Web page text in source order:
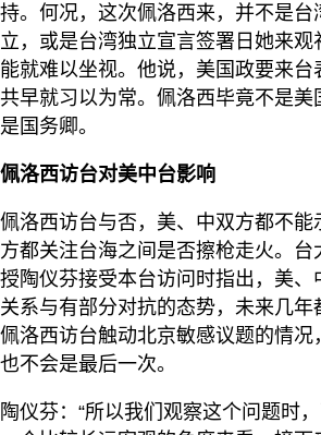
持。何况，这次佩洛西来，并不是台
立，或是台湾独立宣言签署日她来观
能就难以坐视。他说，美国政要来台
共早就习以为常。佩洛西毕竟不是美
是国务卿。
佩洛西访台对美中台影响
佩洛西访台与否，美、中双方都不能
方都关注台海之间是否擦枪走火。台
授陶仪芬接受本台访问时指出，美、
关系与有部分对抗的态势，未来几年
佩洛西访台触动北京敏感议题的情况
也不会是最后一次。
陶仪芬：“所以我们观察这个问题时